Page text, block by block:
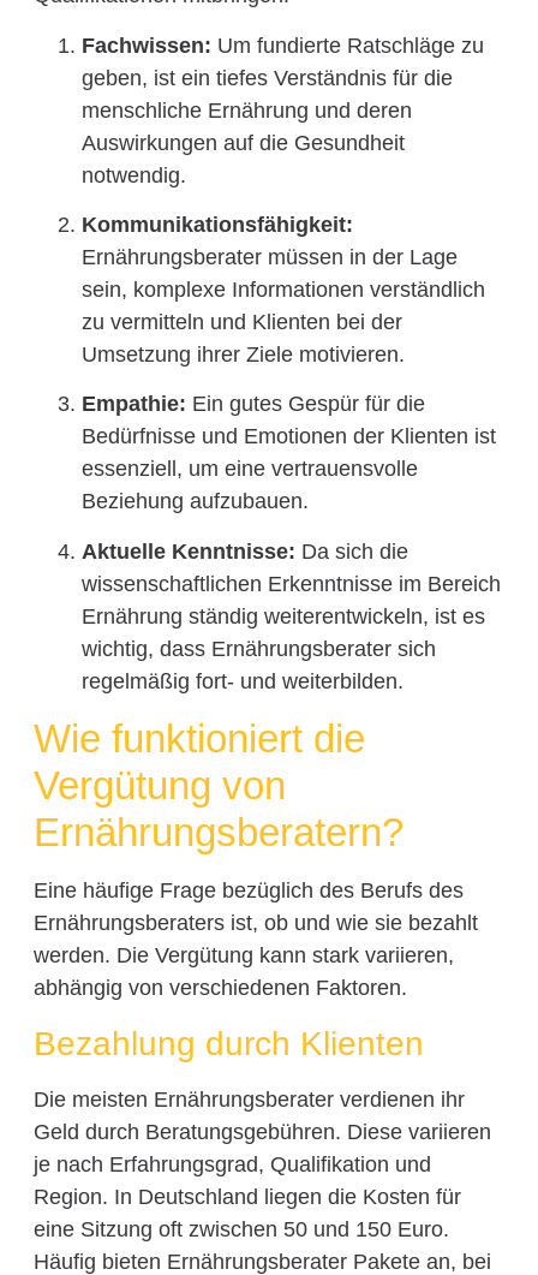
Fachwissen: Um fundierte Ratschläge zu
geben, ist ein tiefes Verständnis für die
menschliche Ernährung und deren
Auswirkungen auf die Gesundheit
notwendig.
Kommunikationsfähigkeit:
Ernährungsberater müssen in der Lage
sein, komplexe Informationen verständlich
zu vermitteln und Klienten bei der
Umsetzung ihrer Ziele motivieren.
Empathie: Ein gutes Gespür für die
Bedürfnisse und Emotionen der Klienten ist
essenziell, um eine vertrauensvolle
Beziehung aufzubauen.
Aktuelle Kenntnisse: Da sich die
wissenschaftlichen Erkenntnisse im Bereich
Ernährung ständig weiterentwickeln, ist es
wichtig, dass Ernährungsberater sich
regelmäßig fort- und weiterbilden.
Wie funktioniert die
Vergütung von
Ernährungsberatern?
Eine häufige Frage bezüglich des Berufs des
Ernährungsberaters ist, ob und wie sie bezahlt
werden. Die Vergütung kann stark variieren,
abhängig von verschiedenen Faktoren.
Bezahlung durch Klienten
Die meisten Ernährungsberater verdienen ihr
Geld durch Beratungsgebühren. Diese variieren
je nach Erfahrungsgrad, Qualifikation und
Region. In Deutschland liegen die Kosten für
eine Sitzung oft zwischen 50 und 150 Euro.
Häufig bieten Ernährungsberater Pakete an, bei